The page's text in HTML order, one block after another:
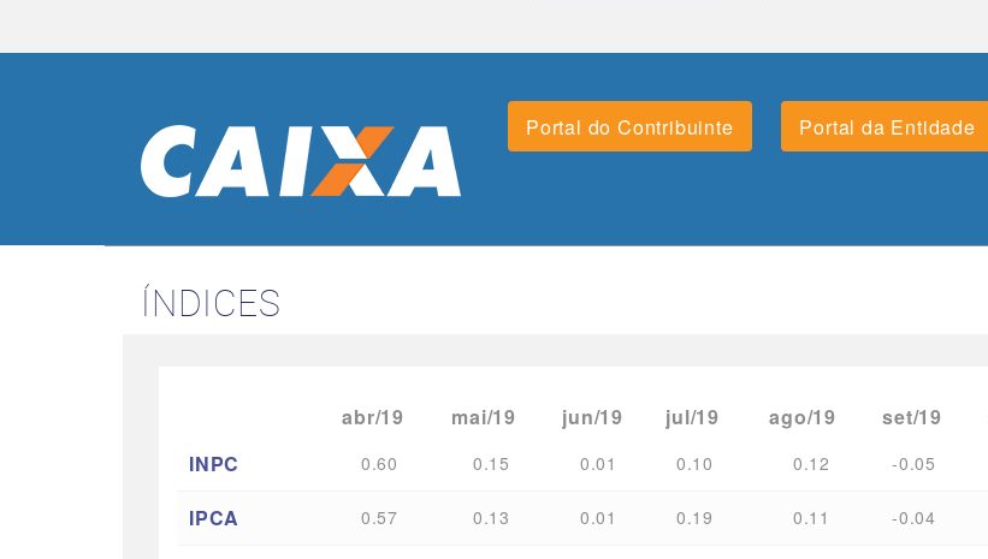
Portal do Contribuinte Portal da Entidade
ÍNDICES
abr/19 mai/19 jun/19 jul/19 ago/19 set/19
INPC 0.60 0.15 0.01 0.10 0.12 -0.05
IPCA 0.57 0.13 0.01 0.19 0.11 -0.04